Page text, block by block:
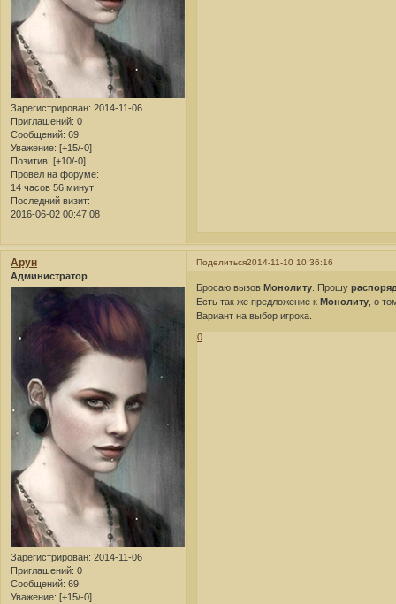
Зарегистрирован: 2014-11-06
Приглашений: 0
Сообщений: 69
Уважение: [+15/-0]
Позитив: [+10/-0]
Провел на форуме:
14 часов 56 минут
Последний визит:
2016-06-02 00:47:08
Поделиться2014-11-10 10:36:16
Арун
Администратор
Зарегистрирован: 2014-11-06
Приглашений: 0
Сообщений: 69
Уважение: [+15/-0]
Бросаю вызовМонолиту . Прошу
Есть так же предложение кМонолиту , о
Вариант на выбор игрока.
0